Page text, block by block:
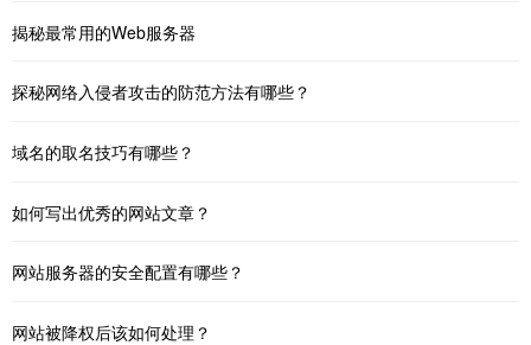
揭秘最常用的Web服务器
探秘网络入侵者攻击的防范方法有哪些？
域名的取名技巧有哪些？
如何写出优秀的网站文章？
网站服务器的安全配置有哪些？
网站被降权后该如何处理？